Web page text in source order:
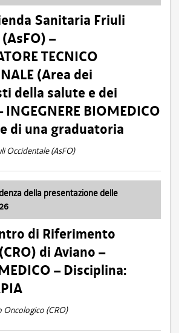
Sanitaria Friuli
–
TECNICO
(Area dei
della salute e dei
BIOMEDICO
di una graduatoria
Occidentale (AsFO)
della presentazione delle
di Riferimento
di Aviano –
– Disciplina:
Oncologico (CRO)